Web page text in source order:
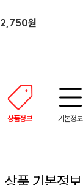
2,750원
상품정보 기본정보